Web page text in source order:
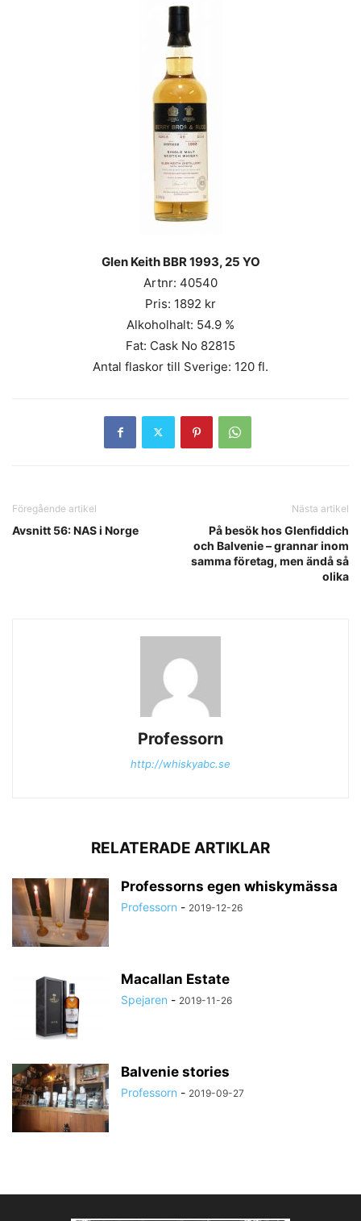
Glen Keith BBR 1993, 25 YO
Artnr: 40540
Pris: 1892 kr
Alkoholhalt: 54.9 %
Fat: Cask No 82815
Antal flaskor till Sverige: 120 fl.
Föregående artikel
Avsnitt 56: NAS i Norge
Nästa artikel
På besök hos Glenfiddich
och Balvenie – grannar inom
samma företag, men ändå så
olika
Professorn
http://whiskyabc.se
RELATERADE ARTIKLAR
Professorns egen whiskymässa
Professorn - 2019-12-26
Macallan Estate
Spejaren - 2019-11-26
Balvenie stories
Professorn - 2019-09-27